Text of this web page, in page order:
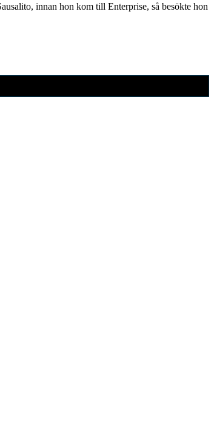
innan hon kom till Enterprise, så besökte hon